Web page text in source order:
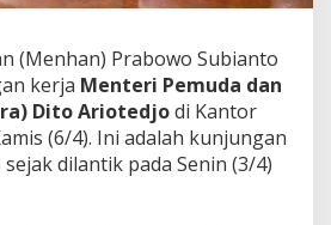
(Menhan) Prabowo Subianto
kerja Menteri Pemuda dan
Dito Ariotedjodi Kantor
(6/4). Ini adalah kunjungan
dilantik pada Senin (3/4)